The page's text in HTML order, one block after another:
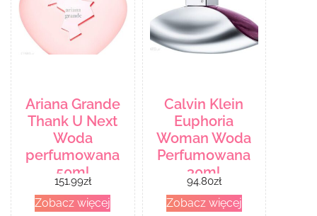
Ariana Grande
Thank U Next
Woda
perfumowana
50ml
151.99zł
Zobacz więcej
Calvin Klein
Euphoria
Woman Woda
Perfumowana
30ml
94.80zł
Zobacz więcej